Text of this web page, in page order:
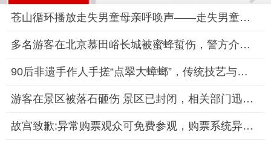
苍山循环播放走失男童母亲呼唤声——走失男童搜救持续进行
多名游客在北京慕田峪长城被蜜蜂蜇伤，警方介入调查
90后非遗手作人手搓“点翠大蟑螂”，传统技艺与亚文化碰撞出新火
游客在景区被落石砸伤 景区已封闭，相关部门迅速响应并封闭景区
故宫致歉:异常购票观众可免费参观，购票系统异常致“2分钱门票”